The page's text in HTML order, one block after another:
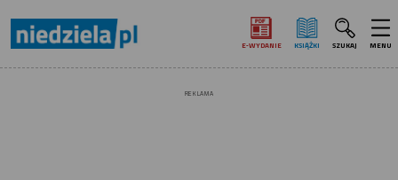
E‑WYDANIE KSIĄŻKI SZUKAJ MENU
REKLAMA